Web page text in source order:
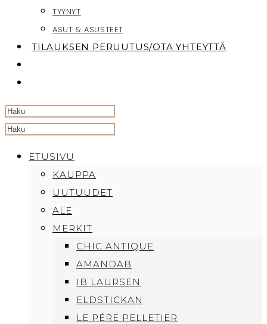
TYYNYT
ASUT & ASUSTEET
TILAUKSEN PERUUTUS/OTA YHTEYTTÄ
Search
websiteETUSIVU
KAUPPA
UUTUUDET
ALE
MERKIT
CHIC ANTIQUE
AMANDAB
IB LAURSEN
ELDSTICKAN
LE PÉRE PELLETIER